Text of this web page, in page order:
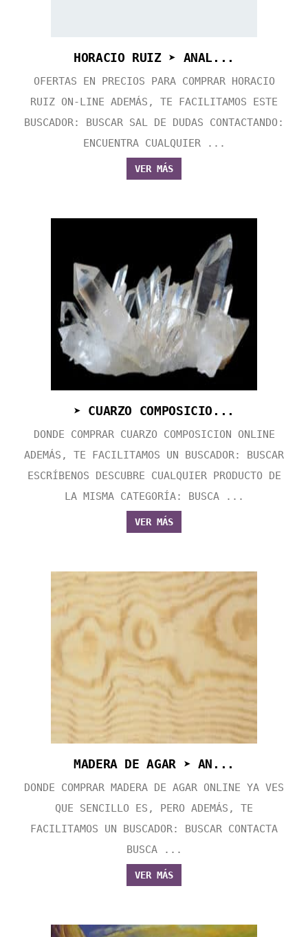
HORACIO RUIZ ➤ ANAL...
OFERTAS EN PRECIOS PARA COMPRAR HORACIO
RUIZ ON-LINE ADEMÁS, TE FACILITAMOS ESTE
BUSCADOR: BUSCAR SAL DE DUDAS CONTACTANDO:
ENCUENTRA CUALQUIER ...
VER MÁS
➤ CUARZO COMPOSICIO...
DONDE COMPRAR CUARZO COMPOSICION ONLINE
ADEMÁS, TE FACILITAMOS UN BUSCADOR: BUSCAR
ESCRÍBENOS DESCUBRE CUALQUIER PRODUCTO DE
LA MISMA CATEGORÍA: BUSCA ...
VER MÁS
MADERA DE AGAR ➤ AN...
DONDE COMPRAR MADERA DE AGAR ONLINE YA VES
QUE SENCILLO ES, PERO ADEMÁS, TE
FACILITAMOS UN BUSCADOR: BUSCAR CONTACTA
BUSCA ...
VER MÁS